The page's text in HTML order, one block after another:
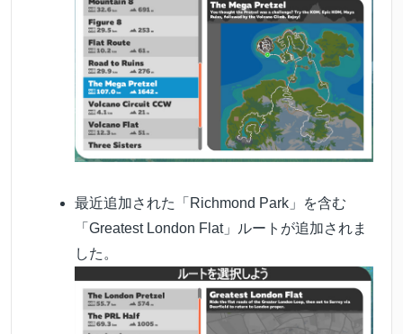
最近追加された「Richmond Park」を含む
「Greatest London Flat」ルートが追加されま
した。